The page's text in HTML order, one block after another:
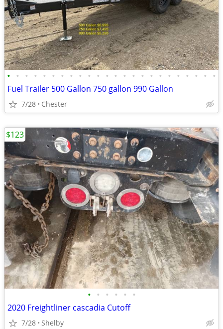
• • • • • • • • • • • • • • • • • • • • • • • •
Fuel Trailer 500 Gallon 750 gallon 990 Gallon
7/28 Chester
• • • • • •
2020 Freightliner cascadia Cutoff
7/28 Shelby
$123